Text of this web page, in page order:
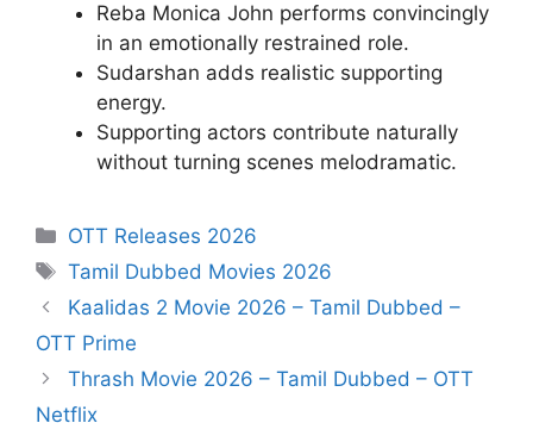
Reba Monica John performs convincingly
in an emotionally restrained role.
Sudarshan adds realistic supporting
energy.
Supporting actors contribute naturally
without turning scenes melodramatic.
Categories
OTT Releases 2026
Tags
Tamil Dubbed Movies 2026
Kaalidas 2 Movie 2026 – Tamil Dubbed –
OTT Prime
Thrash Movie 2026 – Tamil Dubbed – OTT
Netflix